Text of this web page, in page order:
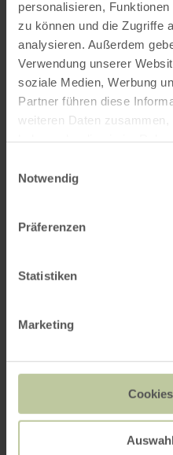
personalisieren,
zu können und die Zugriffe
analysieren. Außerdem
Verwendung unserer
soziale Medien, Werbung
Partner führen diese
weiteren Daten
Notwendig
Präferenzen
Statistiken
Marketing